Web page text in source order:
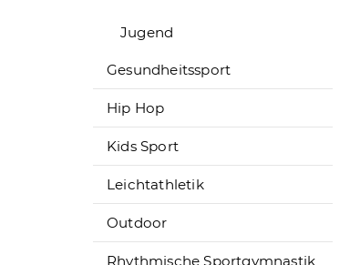
Jugend
Gesundheitssport
Hip Hop
Kids Sport
Leichtathletik
Outdoor
Rhythmische Sportgymnastik